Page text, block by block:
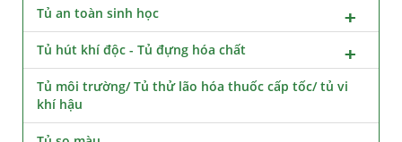
Tủ an toàn sinh học
Tủ hút khí độc - Tủ đựng hóa chất
Tủ môi trường/ Tủ thử lão hóa thuốc cấp tốc/ tủ vi
khí hậu